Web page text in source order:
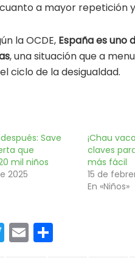
a mayor repetición
la OCDE, España es uno
, una situación que a
ciclo de la desigualdad.
Save
que
mil niños
2025
¡Chau
claves
más fácil
15 de
En «Niños»
T
E